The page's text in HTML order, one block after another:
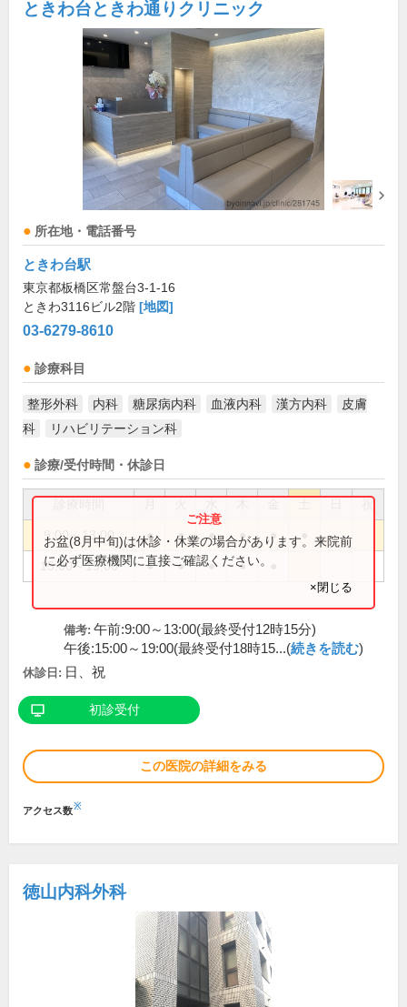
ときわ台ときわ通りクリニック
所在地・電話番号
ときわ台駅
東京都板橋区常盤台3-1-16
ときわ3116ビル2階 [地図]
03-6279-8610
診療科目
整形外科 内科 糖尿病内科 血液内科 漢方内科
皮膚
科
リハビリテーション科
診療/受付時間・休診日
祝
9:00～13:00 ● ● ● ● ●
15:00～19:00 ● ● ● ●
お盆(8月中旬)は休診・休業の場合があります。来院前
に必ず医療機関に直接ご確認ください。
×閉じる
備考: 午前:9:00～13:00(最終受付12時15分)
午後:15:00～19:00(最終受付18時15...(続きを読む)
休診日: 日、祝
初診受付
この医院の詳細をみる
アクセス数※
徳山内科外科